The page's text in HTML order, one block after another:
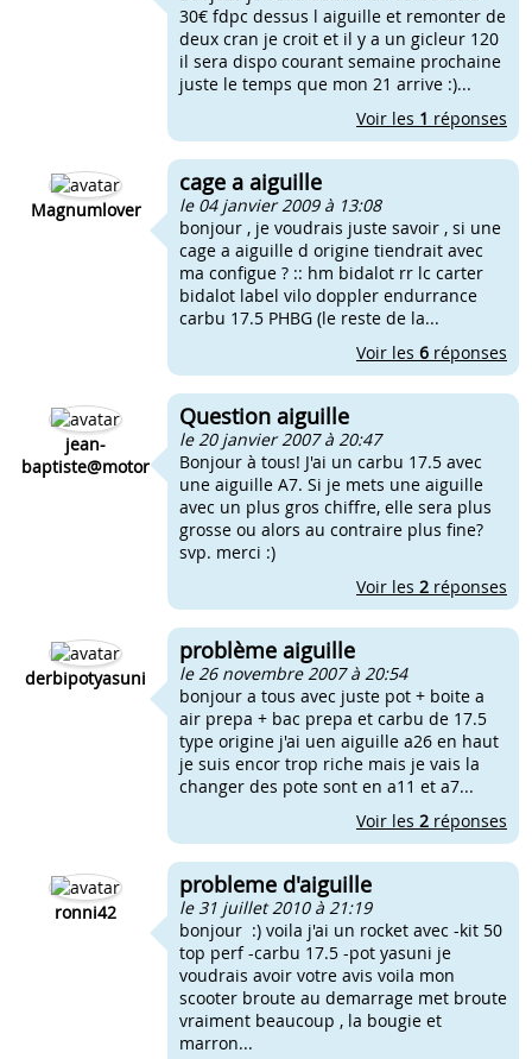
30€ fdpc dessus l aiguille et remonter de
deux cran je croit et il y a un gicleur 120
il sera dispo courant semaine prochaine
juste le temps que mon 21 arrive :)...
Voir les 1 réponses
Magnumlover
cage a aiguille
le 04 janvier 2009 à 13:08
bonjour , je voudrais juste savoir , si une
cage a aiguille d origine tiendrait avec
ma configue ? :: hm bidalot rr lc carter
bidalot label vilo doppler endurrance
carbu 17.5 PHBG (le reste de la...
Voir les 6 réponses
jean-
baptiste@motor
Question aiguille
le 20 janvier 2007 à 20:47
Bonjour à tous! J'ai un carbu 17.5 avec
une aiguille A7. Si je mets une aiguille
avec un plus gros chiffre, elle sera plus
grosse ou alors au contraire plus fine?
svp. merci :)
Voir les 2 réponses
derbipotyasuni
problème aiguille
le 26 novembre 2007 à 20:54
bonjour a tous avec juste pot + boite a
air prepa + bac prepa et carbu de 17.5
type origine j'ai uen aiguille a26 en haut
je suis encor trop riche mais je vais la
changer des pote sont en a11 et a7...
Voir les 2 réponses
ronni42
probleme d'aiguille
le 31 juillet 2010 à 21:19
bonjour :) voila j'ai un rocket avec -kit 50
top perf -carbu 17.5 -pot yasuni je
voudrais avoir votre avis voila mon
scooter broute au demarrage met broute
vraiment beaucoup , la bougie et
marron...